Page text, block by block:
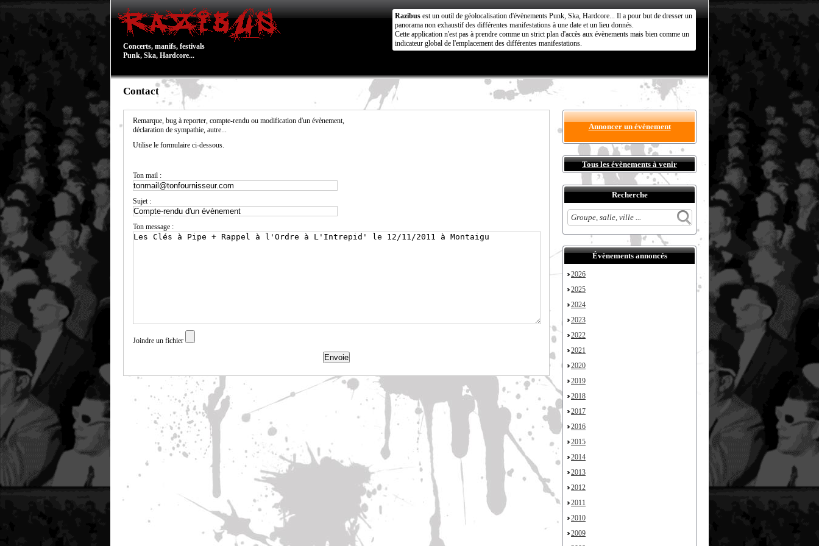
Concerts, manifs, festivals
Punk, Ska, Hardcore...
Razibus est un outil de géolocalisation d'évènements Punk, Ska, Hardcore... Il a pour but de dresser un
panorama non exhaustif des différentes manifestations à une date et un lieu donnés.
Cette application n'est pas à prendre comme un strict plan d'accès aux évènements mais bien comme un
indicateur global de l'emplacement des différentes manifestations.
Contact
Remarque, bug à reporter, compte-rendu ou modification d'un évènement,
déclaration de sympathie, autre...
Utilise le formulaire ci-dessous.
Ton mail :
Sujet :
Ton message :
Joindre un fichier
Annoncer un évènement
Tous les évènements à venir
Recherche
Évènements annoncés
2026
2025
2024
2023
2022
2021
2020
2019
2018
2017
2016
2015
2014
2013
2012
2011
2010
2009